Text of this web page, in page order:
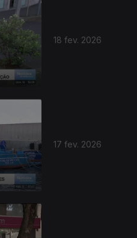
18 fev. 2026
17 fev. 2026